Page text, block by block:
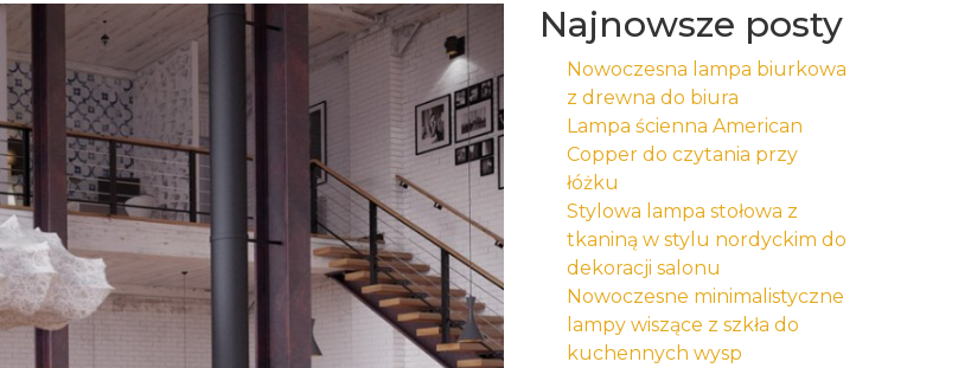
Najnowsze posty
Nowoczesna lampa biurkowa
z drewna do biura
Lampa ścienna American
Copper do czytania przy
łóżku
Stylowa lampa stołowa z
tkaniną w stylu nordyckim do
dekoracji salonu
Nowoczesne minimalistyczne
lampy wiszące z szkła do
kuchennych wysp